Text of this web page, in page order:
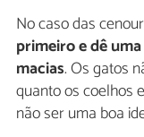
No caso das
primeiro e dê
macias. Os gatos
quanto os coelhos
não ser uma boa